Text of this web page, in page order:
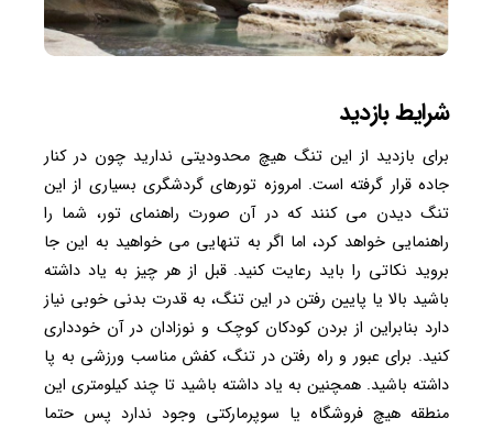
شرایط بازدید
برای بازدید از این تنگ هیچ محدودیتی ندارید چون در کنار
جاده قرار گرفته است. امروزه تورهای گردشگری بسیاری از این
تنگ دیدن می کنند که در آن صورت راهنمای تور، شما را
راهنمایی خواهد کرد، اما اگر به تنهایی می خواهید به این جا
بروید نکاتی را باید رعایت کنید. قبل از هر چیز به یاد داشته
باشید بالا یا پایین رفتن در این تنگ، به قدرت بدنی خوبی نیاز
دارد بنابراین از بردن کودکان کوچک و نوزادان در آن خودداری
کنید. برای عبور و راه رفتن در تنگ، کفش مناسب ورزشی به پا
داشته باشید. همچنین به یاد داشته باشید تا چند کیلومتری این
منطقه هیچ فروشگاه یا سوپرمارکتی وجود ندارد پس حتما